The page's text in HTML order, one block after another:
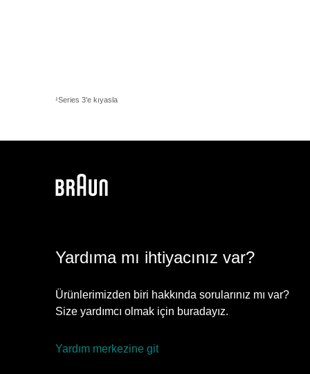
¹Series 3’e kıyasla
Yardıma mı ihtiyacınız var?
Ürünlerimizden biri hakkında sorularınız mı var?
Size yardımcı olmak için buradayız.
Yardım merkezine git